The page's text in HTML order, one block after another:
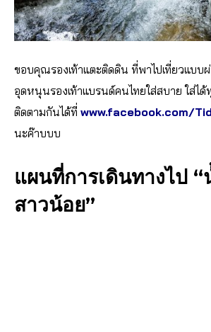
ขอบคุณรองเท้าแตะติดดิน ที่พาไปเที่ยวแบบ
อุดหนุนรองเท้าแบรนด์คนไทยใส่สบาย ใส่ได้
ติดตามกันได้ที่ www.facebook.com/
นะค๊าบบบ
แผนที่การเดินทางไป “
สาวน้อย”